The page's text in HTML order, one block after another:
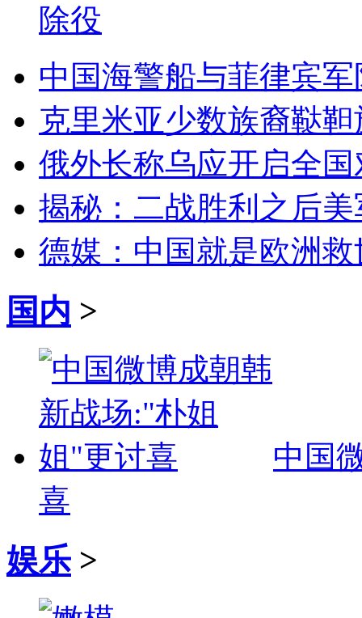
除役
中国海警船与菲律宾
克里米亚少数族裔鞑
俄外长称乌应开启全
揭秘：二战胜利之后
德媒：中国就是欧洲
国内 >
中国
喜
娱乐 >